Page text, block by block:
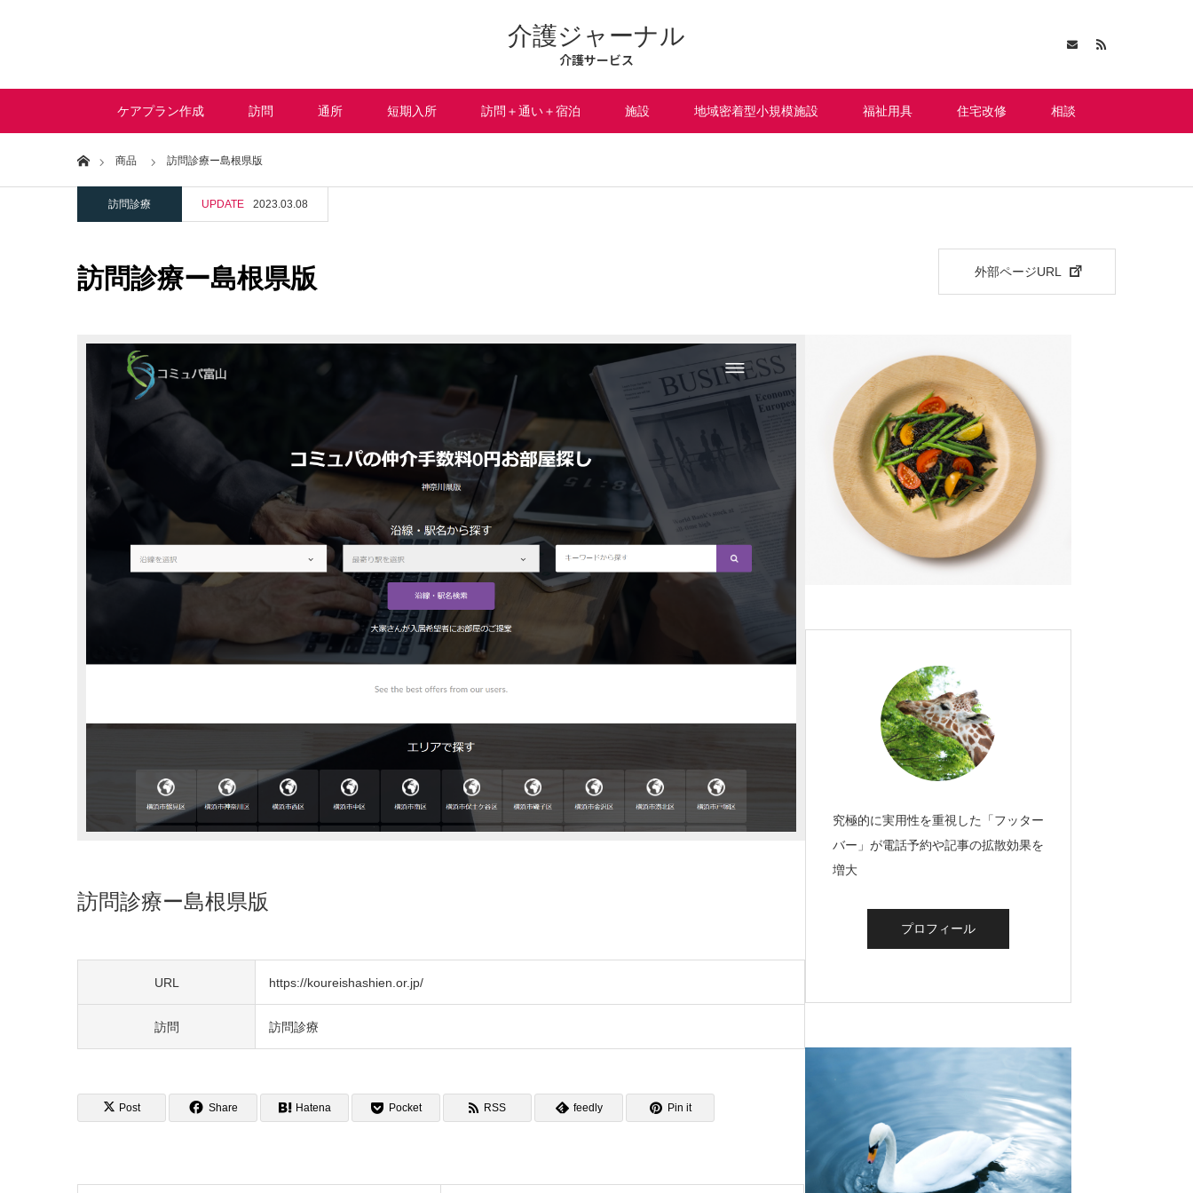
介護ジャーナル
介護サービス
ケアプラン作成 訪問 通所 短期入所 訪問＋通い＋宿泊 施設 地域密着型小規模施設 福祉用具 住宅改修 相談
Home商品 訪問診療ー島根県版
訪問診療 UPDATE 2023.03.08
訪問診療ー島根県版 外部ページURL
訪問診療ー島根県版
URL https://koureishashien.or.jp/
訪問 訪問診療
Post Share Hatena Pocket RSS feedly Pin it
究極的に実用性を重視した「フッター
バー」が電話予約や記事の拡散効果を
増大
プロフィール